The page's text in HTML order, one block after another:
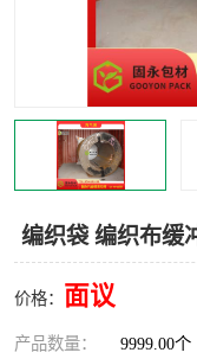
编织袋 编织布缓
价格： 面议
产品数量： 9999.00个